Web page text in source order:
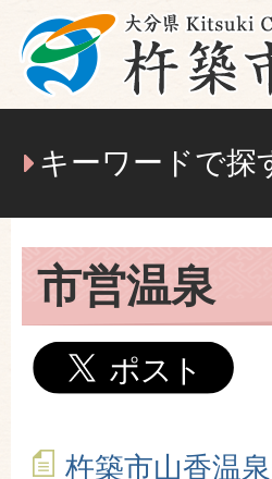
キーワードで探
市営温泉
杵築市山香温